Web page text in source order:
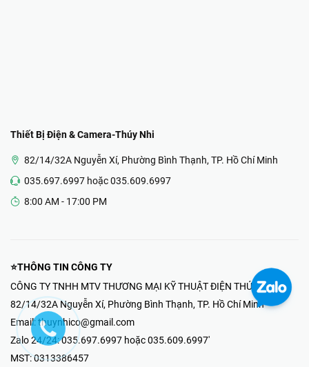
Thiết Bị Điện & Camera-Thúy Nhi
82/14/32A Nguyễn Xí, Phường Bình Thạnh, TP. Hồ Chí Minh
035.697.6997 hoặc 035.609.6997
8:00 AM - 17:00 PM
⭐THÔNG TIN CÔNG TY
CÔNG TY TNHH MTV THƯƠNG MẠI KỸ THUẬT ĐIỆN THÚY NHI
82/14/32A Nguyễn Xí, Phường Bình Thạnh, TP. Hồ Chí Minh
Email: thuynhico@gmail.com
Zalo 24/24:035.697.6997 hoặc 035.609.6997'
MST:0313386457